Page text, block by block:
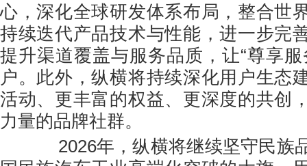
心，深化全球研发体系布局，整合世
持续迭代产品技术与性能，进一步完
提升渠道覆盖与服务品质，让“尊享
户。此外，纵横将持续深化用户生态
活动、更丰富的权益、更深度的共创
力量的品牌社群。
2026年，纵横将继续坚守民族